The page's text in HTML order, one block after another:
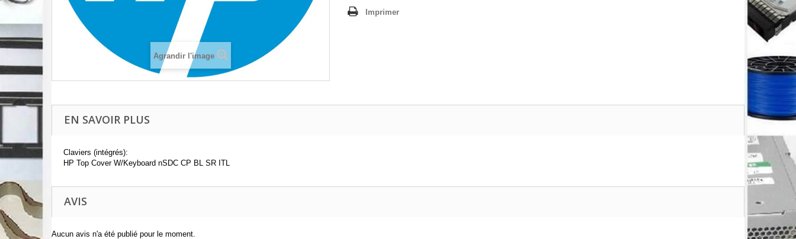
Agrandir l'image
Imprimer
EN SAVOIR PLUS
Claviers (intégrés):
HP Top Cover W/Keyboard nSDC CP BL SR ITL
AVIS
Aucun avis n'a été publié pour le moment.